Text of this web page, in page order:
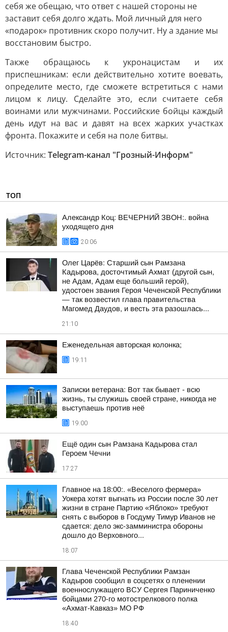
себя же обещаю, что ответ с нашей стороны не
заставит себя долго ждать. Мой личный для него
«подарок» противник скоро получит. Ну а здание мы
восстановим быстро.
Также обращаюсь к укронацистам и их
приспешникам: если действительно хотите воевать,
определите место, где сможете встретиться с нами
лицом к лицу. Сделайте это, если считаете себя
воинами или мужчинами. Российские бойцы каждый
день идут на вас и давят на всех жарких участках
фронта. Покажите и себя на поле битвы.
Источник: Telegram-канал "Грозный-Информ"
ТОП
Александр Коц: ВЕЧЕРНИЙ ЗВОН:. война
уходящего дня
20:06
Олег Царёв: Старший сын Рамзана
Кадырова, досточтимый Ахмат (другой сын,
не Адам, Адам еще больший герой),
удостоен звания Героя Чеченской Республики
— так возвестил глава правительства
Магомед Даудов, и весть эта разошлась...
21:10
Еженедельная авторская колонка;
19:11
Записки ветерана: Вот так бывает - всю
жизнь, ты служишь своей стране, никогда не
выступаешь против неё
19:00
Ещё один сын Рамзана Кадырова стал
Героем Чечни
17:27
Главное на 18:00:. «Веселого фермера»
Уокера хотят выгнать из России после 30 лет
жизни в стране Партию «Яблоко» требуют
снять с выборов в Госдуму Тимур Иванов не
сдается: дело экс-замминистра обороны
дошло до Верховного...
18:07
Глава Чеченской Республики Рамзан
Кадыров сообщил в соцсетях о пленении
военнослужащего ВСУ Сергея Париниченко
бойцами 270-го мотострелкового полка
«Ахмат-Кавказ» МО РФ
18:40